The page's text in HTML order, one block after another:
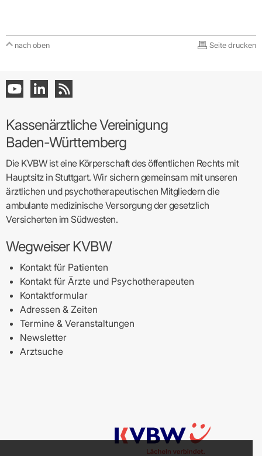
nach oben Seite drucken
Kassenärztliche Vereinigung
Baden-Württemberg
Die KVBW ist eine Körperschaft des öffentlichen Rechts mit
Hauptsitz in Stuttgart. Wir sichern gemeinsam mit unseren
ärztlichen und psychotherapeutischen Mitgliedern die
ambulante medizinische Versorgung der gesetzlich
Versicherten im Südwesten.
Wegweiser KVBW
Kontakt für Patienten
Kontakt für Ärzte und Psychotherapeuten
Kontaktformular
Adressen & Zeiten
Termine & Veranstaltungen
Newsletter
Arztsuche